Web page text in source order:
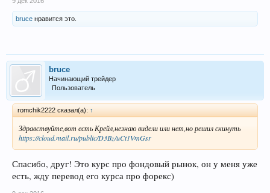
bruce нравится это.
bruce
Начинающий трейдер
Пользователь
romchik2222 сказал(а): ↑
Здравствуйте,вот есть Крейл,незнаю видели или нет,но решил скинуть
https://cloud.mail.ru/public/D3Bz/uCt1VmGsr
Спасибо, друг! Это курс про фондовый рынок, он у меня уже
есть, жду перевод его курса про форекс)